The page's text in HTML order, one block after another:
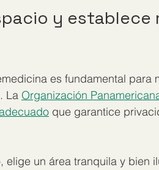
y establece
es fundamental para
La Organización
que garantice
elige un área tranquila y bien